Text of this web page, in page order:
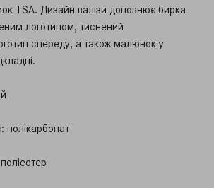
TSA. Дизайн валізи доповнює бирка
логотипом, тиснений
спереду, а також малюнок у
полікарбонат